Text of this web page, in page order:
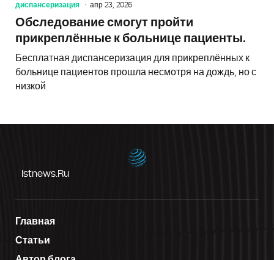
диспансеризация апр 23, 2026
Обследование смогут пройти
прикреплённые к больнице пациенты.
Бесплатная диспансеризация для прикреплённых к
больнице пациентов прошла несмотря на дождь, но с
низкой
Istnews.ru
Главная
Статьи